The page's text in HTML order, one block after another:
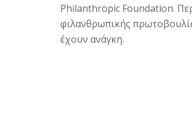
Philanthropic Foundation.
φιλανθρωπικής
έχουν ανάγκη.